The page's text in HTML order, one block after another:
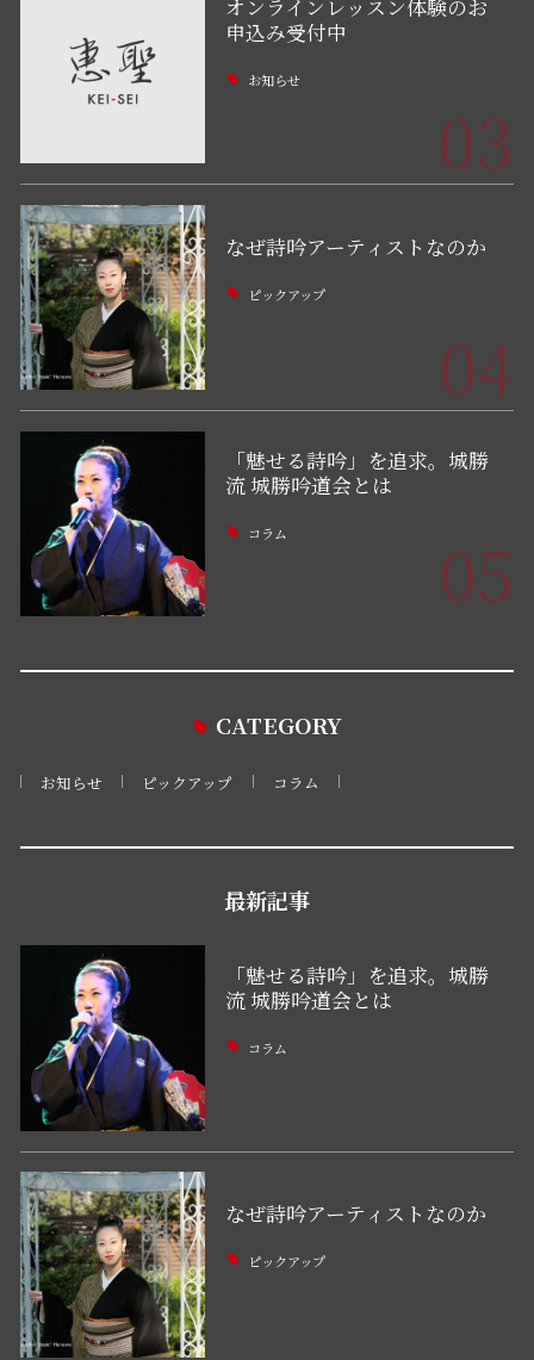
オンラインレッスン体験のお
申込み受付中
お知らせ
03
なぜ詩吟アーティストなのか
ピックアップ
04
「魅せる詩吟」を追求。城勝
流 城勝吟道会とは
コラム 05
CATEGORY
お知らせ ピックアップ コラム
最新記事
「魅せる詩吟」を追求。城勝
流 城勝吟道会とは
コラム
なぜ詩吟アーティストなのか
ピックアップ